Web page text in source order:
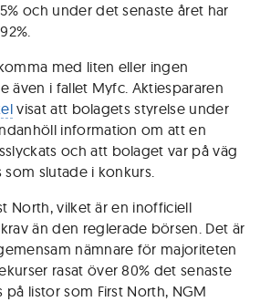
och under det senaste året har
med liten eller ingen
även i fallet Myfc. Aktiespararen
visat att bolagets styrelse under
information om att en
och att bolaget var på väg
slutade i konkurs.
North, vilket är en inofficiell
än den reglerade börsen. Det är
nämnare för majoriteten
rasat över 80% det senaste
listor som First North, NGM